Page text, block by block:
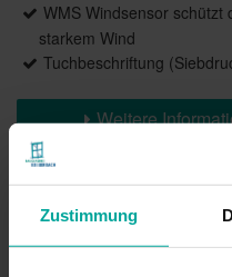
Zustimmung
WMS Windsensor schützt
starkem Wind
Tuchbeschriftung
Weitere
Ausstattungsextras
Farben & Stoffe